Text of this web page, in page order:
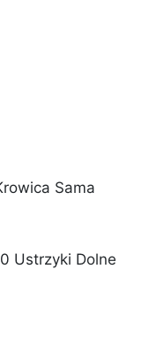
Sama
Ustrzyki Dolne